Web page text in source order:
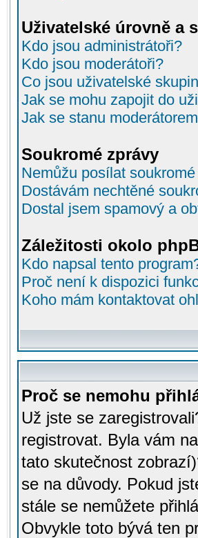
Uživatelské úrovně a
Kdo jsou administrátoři?
Kdo jsou moderátoři?
Co jsou uživatelské
Jak se mohu zapojit do
Jak se stanu
Soukromé zprávy
Nemůžu posílat
Dostávám nechtěné
Dostal jsem spamový a
Záležitosti okolo
Kdo napsal tento
Proč není k dispozici
Koho mám kontaktovat
Proč se nemohu
Už jste se
registrovat. Byla vám
tato skutečnost
se na důvody. Pokud
stále se nemůžete
Obvykle toto bývá ten